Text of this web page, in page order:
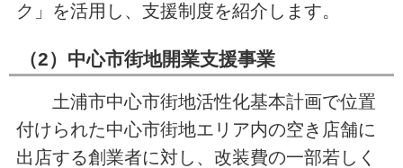
ク」を活用し、支援制度を紹介します。
（2）中心市街地開業支援事業
土浦市中心市街地活性化基本計画で位置
付けられた中心市街地エリア内の空き店舗に
出店する創業者に対し、改装費の一部若しく